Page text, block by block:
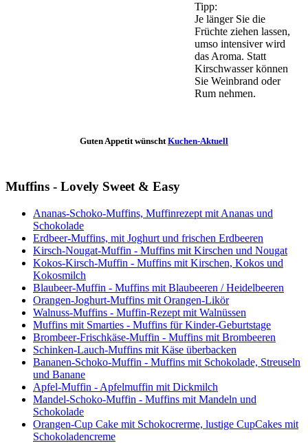
Tipp:
Je länger Sie die
Früchte ziehen lassen,
umso intensiver wird
das Aroma. Statt
Kirschwasser können
Sie Weinbrand oder
Rum nehmen.
Guten Appetit wünscht Kuchen-Aktuell
Muffins - Lovely Sweet & Easy
Ananas-Schoko-Muffins, Muffinrezept mit Ananas und
Schokolade
Erdbeer-Muffins, mit Joghurt und frischen Erdbeeren
Kirsch-Nougat-Muffin - Muffins mit Kirschen und Nougat
Kokos-Kirsch-Muffin - Muffins mit Kirschen, Kokos und
Kokosmilch
Blaubeer-Muffin - Muffins mit Blaubeeren / Heidelbeeren
Orangen-Joghurt-Muffins mit Orangen-Likör
Walnuss-Muffins - Muffin-Rezept mit Walnüssen
Muffins mit Smarties - Muffins für Kinder-Geburtstage
Brombeer-Frischkäse-Muffin - Muffins mit Brombeeren
Schinken-Lauch-Muffins mit Käse überbacken
Bananen-Schoko-Muffin - Muffins mit Schokolade, Streuseln
und Banane
Apfel-Muffin - Apfelmuffin mit Dickmilch
Mandel-Schoko-Muffin - Muffins mit Mandeln und
Schokolade
Orangen-Cup Cake mit Schokocrerme, lustige CupCakes mit
Schokoladencreme